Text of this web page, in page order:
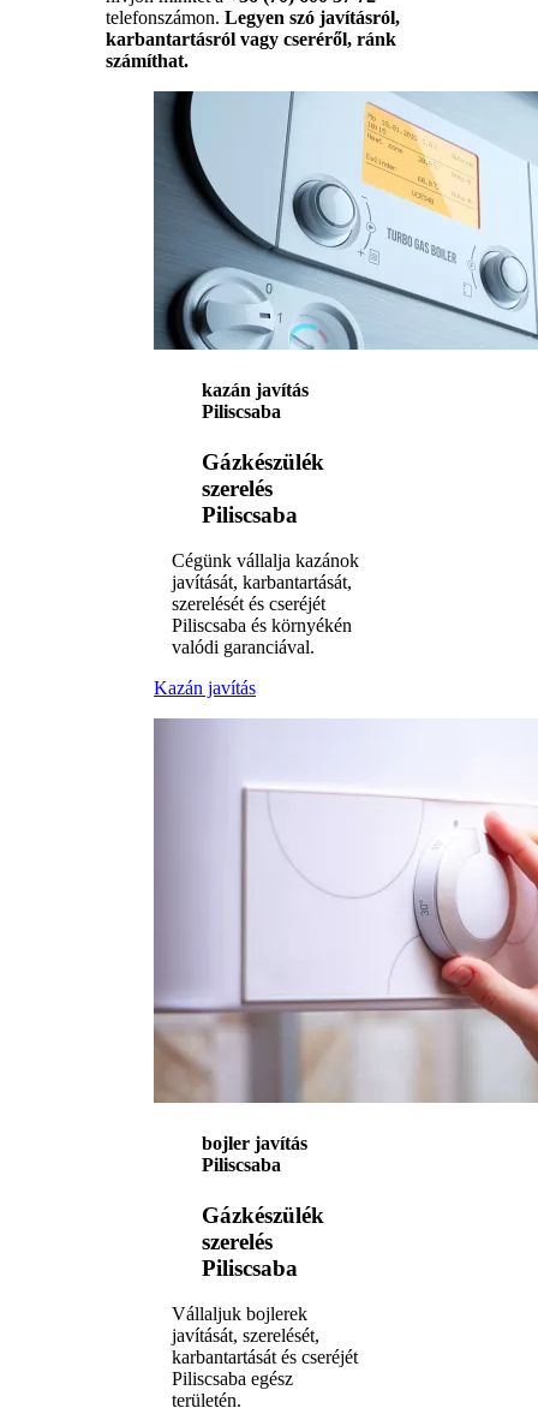
telefonszámon. Legyen szó javításról,
karbantartásról vagy cseréről, ránk
számíthat.
kazán javítás
Piliscsaba
Gázkészülék
szerelés
Piliscsaba
Cégünk vállalja kazánok
javítását, karbantartását,
szerelését és cseréjét
Piliscsaba és környékén
valódi garanciával.
Kazán javítás
bojler javítás
Piliscsaba
Gázkészülék
szerelés
Piliscsaba
Vállaljuk bojlerek
javítását, szerelését,
karbantartását és cseréjét
Piliscsaba egész
területén.